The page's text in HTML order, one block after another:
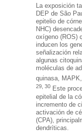
La exposición
DEP de São
epitelio de
NHC)
oxígeno (ROS)
inducen los
señalización
algunas
moléculas de
quinasa,
29, 30 Este
epitelial de la
incremento de
activación de
(CPA),
dendríticas.